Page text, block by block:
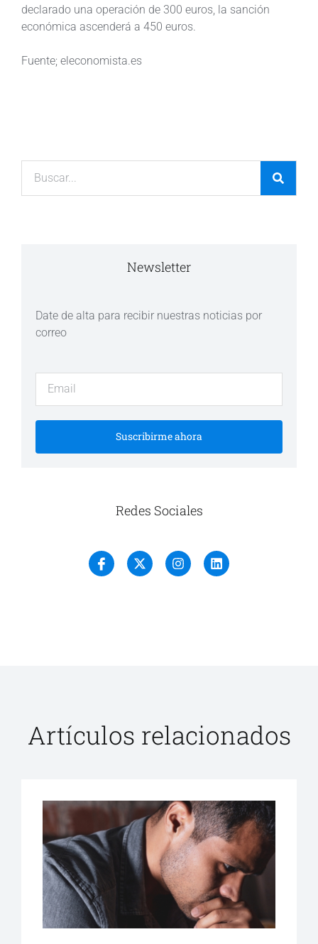
declarado una operación de 300 euros, la sanción
económica ascenderá a 450 euros.
Fuente; eleconomista.es
Newsletter
Date de alta para recibir nuestras noticias por
correo
Suscribirme ahora
Redes Sociales
Artículos relacionados